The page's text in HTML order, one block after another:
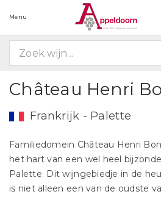
Menu
Château Henri
Frankrijk - Palette
Familiedomein Château Henri
het hart van een wel heel
Palette. Dit wijngebiedje in de
is niet alleen een van de oudste